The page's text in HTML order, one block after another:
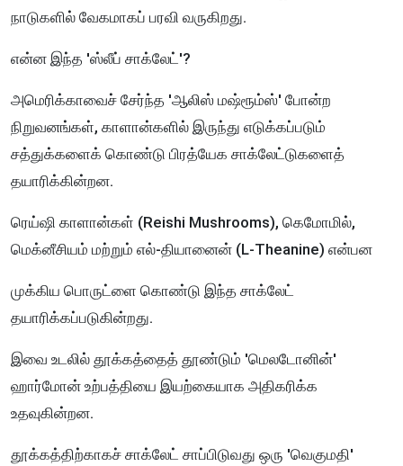
நாடுகளில் வேகமாகப் பரவி வருகிறது.
என்ன இந்த 'ஸ்லீப் சாக்லேட்'?
அமெரிக்காவைச் சேர்ந்த 'ஆலிஸ் மஷ்ரூம்ஸ்' போன்ற
நிறுவனங்கள், காளான்களில் இருந்து எடுக்கப்படும்
சத்துக்களைக் கொண்டு பிரத்யேக சாக்லேட்டுகளைத்
தயாரிக்கின்றன.
ரெய்ஷி காளான்கள் (Reishi Mushrooms), கெமோமில்,
மெக்னீசியம் மற்றும் எல்-தியானைன் (L-Theanine) என்பன
முக்கிய பொருட்ளை கொண்டு இந்த சாக்லேட்
தயாரிக்கப்படுகின்றது.
இவை உடலில் தூக்கத்தைத் தூண்டும் 'மெலடோனின்'
ஹார்மோன் உற்பத்தியை இயற்கையாக அதிகரிக்க
உதவுகின்றன.
தூக்கத்திற்காகச் சாக்லேட் சாப்பிடுவது ஒரு 'வெகுமதி'